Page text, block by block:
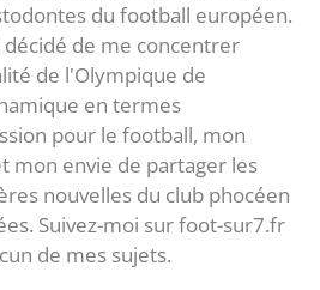
du football européen.
décidé de me concentrer
de l'Olympique de
en termes
pour le football, mon
mon envie de partager les
nouvelles du club phocéen
Suivez-moi sur foot-sur7.fr
de mes sujets.